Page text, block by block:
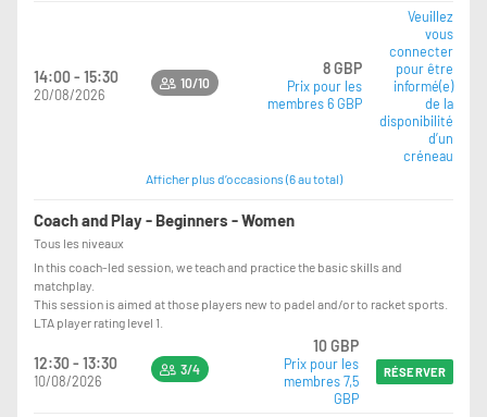
14:00 - 15:30
20/08/2026
10/10
8 GBP
Prix pour les
membres 6 GBP
Veuillez
vous
connecter
pour être
informé(e)
de la
disponibilité
d’un
créneau
Afficher plus d’occasions (6 au total)
Coach and Play - Beginners - Women
Tous les niveaux
In this coach-led session, we teach and practice the basic skills and
matchplay.
This session is aimed at those players new to padel and/or to racket sports.
LTA player rating level 1.
12:30 - 13:30
10/08/2026
3/4
10 GBP
Prix pour les
membres 7,5
GBP
RÉSERVER